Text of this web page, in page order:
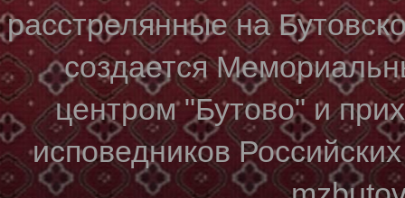
расстрелянные на
создается
центром "Бутово" и
исповедников